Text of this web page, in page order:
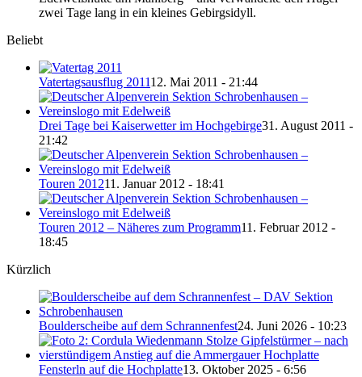
zwei Tage lang in ein kleines Gebirgsidyll.
Beliebt
Vatertagsausflug 201112. Mai 2011 - 21:44
Drei Tage bei Kaiserwetter im Hochgebirge31. August 2011 -
21:42
Touren 201211. Januar 2012 - 18:41
Touren 2012 – Näheres zum Programm11. Februar 2012 -
18:45
Kürzlich
Boulderscheibe auf dem Schrannenfest24. Juni 2026 - 10:23
Fensterln auf die Hochplatte13. Oktober 2025 - 6:56